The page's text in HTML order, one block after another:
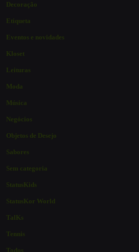
Decoração
Etiqueta
Eventos e novidades
Kloset
Leituras
Moda
Música
Negócios
Objetos de Desejo
Sabores
Sem categoria
StatusKids
StatusKor World
TalKs
Tennis
Todos